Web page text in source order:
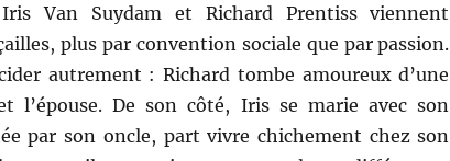
Van Suydam et Richard Prentiss viennent
plus par convention sociale que par passion.
autrement : Richard tombe amoureux d’une
l’épouse. De son côté, Iris se marie avec son
par son oncle, part vivre chichement chez son